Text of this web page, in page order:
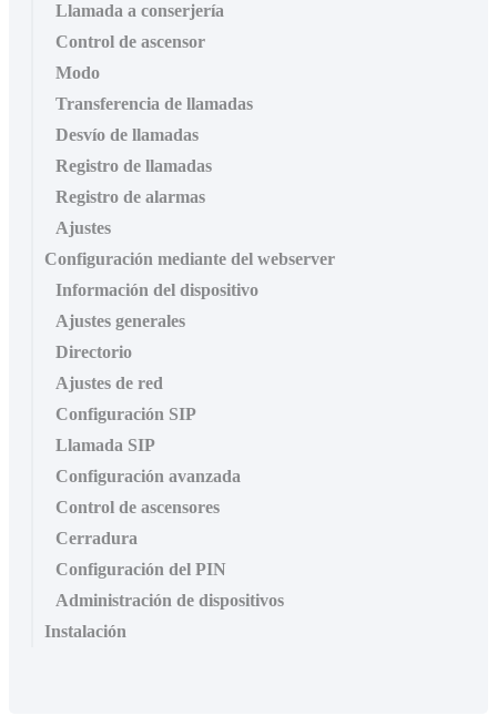
Llamada a conserjería
Control de ascensor
Modo
Transferencia de llamadas
Desvío de llamadas
Registro de llamadas
Registro de alarmas
Ajustes
Configuración mediante del webserver
Información del dispositivo
Ajustes generales
Directorio
Ajustes de red
Configuración SIP
Llamada SIP
Configuración avanzada
Control de ascensores
Cerradura
Configuración del PIN
Administración de dispositivos
Instalación